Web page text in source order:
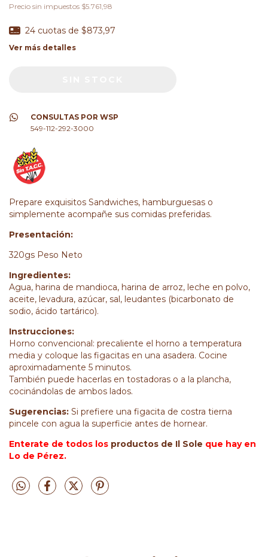
Precio sin impuestos $5.761,98
24 cuotas de $873,97
Ver más detalles
CONSULTAS POR WSP
549-112-292-3000
Prepare exquisitos Sandwiches, hamburguesas o
simplemente acompañe sus comidas preferidas.
Presentación:
320gs Peso Neto
Ingredientes:
Agua, harina de mandioca, harina de arroz, leche en polvo,
aceite, levadura, azúcar, sal, leudantes (bicarbonato de
sodio, ácido tartárico).
Instrucciones:
Horno convencional: precaliente el horno a temperatura
media y coloque las figacitas en una asadera. Cocine
aproximadamente 5 minutos.
También puede hacerlas en tostadoras o a la plancha,
cocinándolas de ambos lados.
Sugerencias: Si prefiere una figacita de costra tierna
pincele con agua la superficie antes de hornear.
Enterate de todos los productos de Il Sole que hay en
Lo de Pérez.